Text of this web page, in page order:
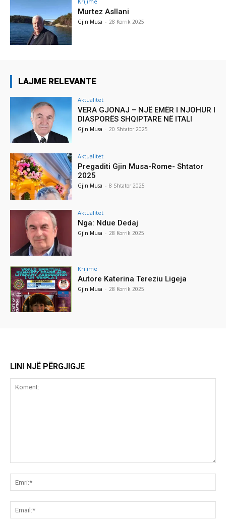
Murtez Asllani
Gjin Musa - 28 Korrik 2025
LAJME RELEVANTE
Aktualitet
VERA GJONAJ – NJË EMËR I NJOHUR I
DIASPORËS SHQIPTARE NË ITALI
Gjin Musa - 20 Shtator 2025
Aktualitet
Pregaditi Gjin Musa-Rome- Shtator
2025
Gjin Musa - 8 Shtator 2025
Aktualitet
Nga: Ndue Dedaj
Gjin Musa - 28 Korrik 2025
Krijime
Autore Katerina Tereziu Ligeja
Gjin Musa - 28 Korrik 2025
LINI NJË PËRGJIGJE